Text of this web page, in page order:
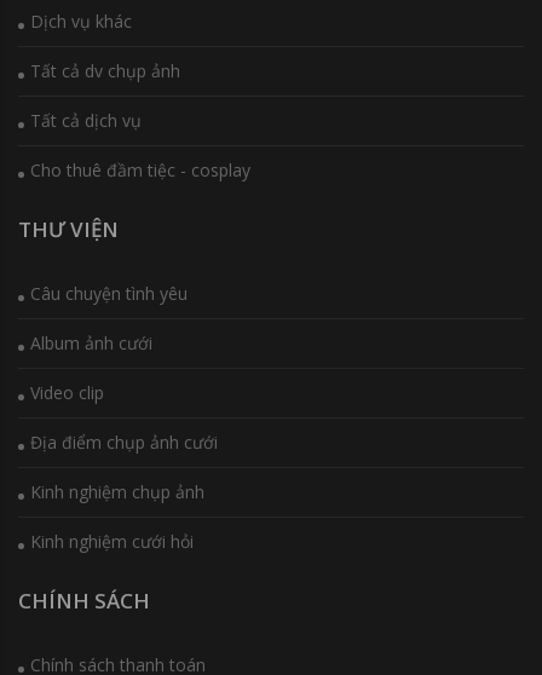
Dịch vụ khác
Tất cả dv chụp ảnh
Tất cả dịch vụ
Cho thuê đầm tiệc - cosplay
THƯ VIỆN
Câu chuyện tình yêu
Album ảnh cưới
Video clip
Địa điểm chụp ảnh cưới
Kinh nghiệm chụp ảnh
Kinh nghiệm cưới hỏi
CHÍNH SÁCH
Chính sách thanh toán